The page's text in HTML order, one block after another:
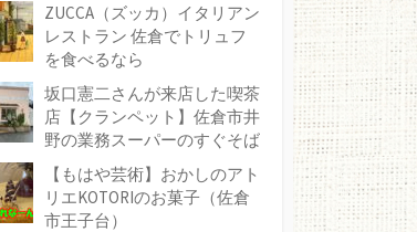
ZUCCA（ズッカ）イタリアン
レストラン 佐倉でトリュフ
を食べるなら
坂口憲二さんが来店した喫茶
店【クランペット】佐倉市井
野の業務スーパーのすぐそば
【もはや芸術】おかしのアト
リエKOTORIのお菓子（佐倉
市王子台）